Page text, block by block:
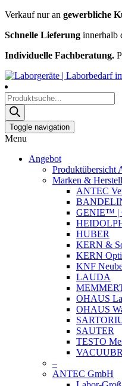
Verkauf nur an gewerbliche
Schnelle Lieferung innerhalb
Individuelle Fachberatung.
Products
search
Toggle navigation
Menu
Angebot
Produktübersicht
Marken &
ANTEC
GENIE™ |
HUBER
KERN &
KERN
KNF
LAUDA
OHAUS
OHAUS
SAUTER
TESTO
–
ANTEC GmbH